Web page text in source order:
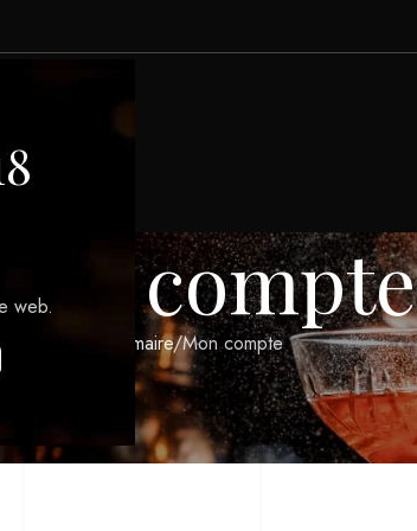
web.
compte
Sommaire Mon compte